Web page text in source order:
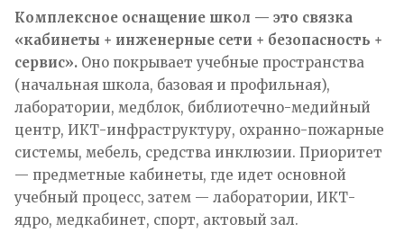
Комплексное оснащение школ — это связка
«кабинеты + инженерные сети + безопасность +
сервис». Оно покрывает учебные пространства
(начальная школа, базовая и профильная),
лаборатории, медблок, библиотечно-медийный
центр, ИКТ-инфраструктуру, охранно-пожарные
системы, мебель, средства инклюзии. Приоритет
— предметные кабинеты, где идет основной
учебный процесс, затем — лаборатории, ИКТ-
ядро, медкабинет, спорт, актовый зал.